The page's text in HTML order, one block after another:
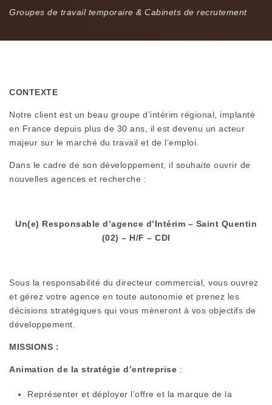
Groupes de travail temporaire & Cabinets de recrutement
CONTEXTE
Notre client est un beau groupe d’intérim régional, implanté
en France depuis plus de 30 ans, il est devenu un acteur
majeur sur le marché du travail et de l’emploi.
Dans le cadre de son développement, il souhaite ouvrir de
nouvelles agences et recherche :
Un(e) Responsable d’agence d’Intérim – Saint Quentin
(02) – H/F – CDI
Sous la responsabilité du directeur commercial, vous ouvrez
et gérez votre agence en toute autonomie et prenez les
décisions stratégiques qui vous mèneront à vos objectifs de
développement.
MISSIONS :
Animation de la stratégie d’entreprise :
Représenter et déployer l’offre et la marque de la